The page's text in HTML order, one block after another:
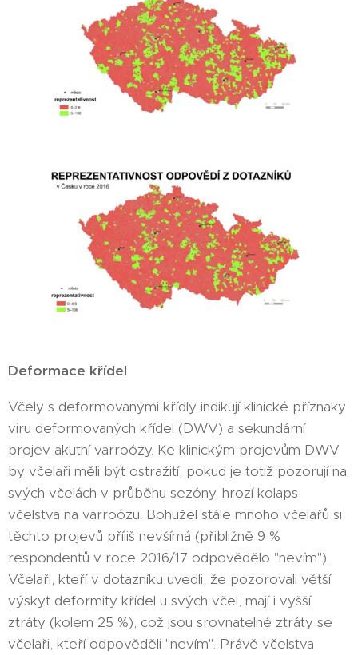
Deformace křídel
Včely s deformovanými křídly indikují klinické příznaky
viru deformovaných křídel (DWV) a sekundární
projev akutní varroózy. Ke klinickým projevům DWV
by včelaři měli být ostražití, pokud je totiž pozorují na
svých včelách v průběhu sezóny, hrozí kolaps
včelstva na varroózu. Bohužel stále mnoho včelařů si
těchto projevů příliš nevšímá (přibližně 9 %
respondentů v roce 2016/17 odpovědělo "nevím").
Včelaři, kteří v dotazníku uvedli, že pozorovali větší
výskyt deformity křídel u svých včel, mají i vyšší
ztráty (kolem 25 %), což jsou srovnatelné ztráty se
včelaři, kteří odpověděli "nevím". Právě včelstva